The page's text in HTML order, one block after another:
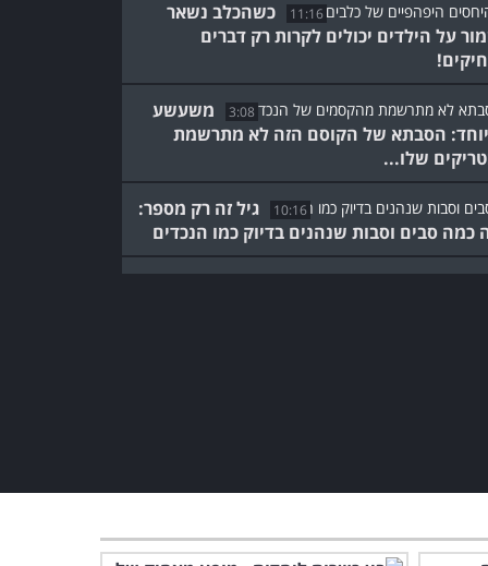
11:16
כשהכלב נשאר
על הילדים יכולים לקרות רק דברים
3:08
משעשע
הסבתא של הקוסם הזה לא מתרשמת
שלו...
10:16
גיל זה רק מספר:
כמה סבים וסבות שנהנים בדיוק כמו הנכדים
ותבדקו האם היא תעשה את
זה...